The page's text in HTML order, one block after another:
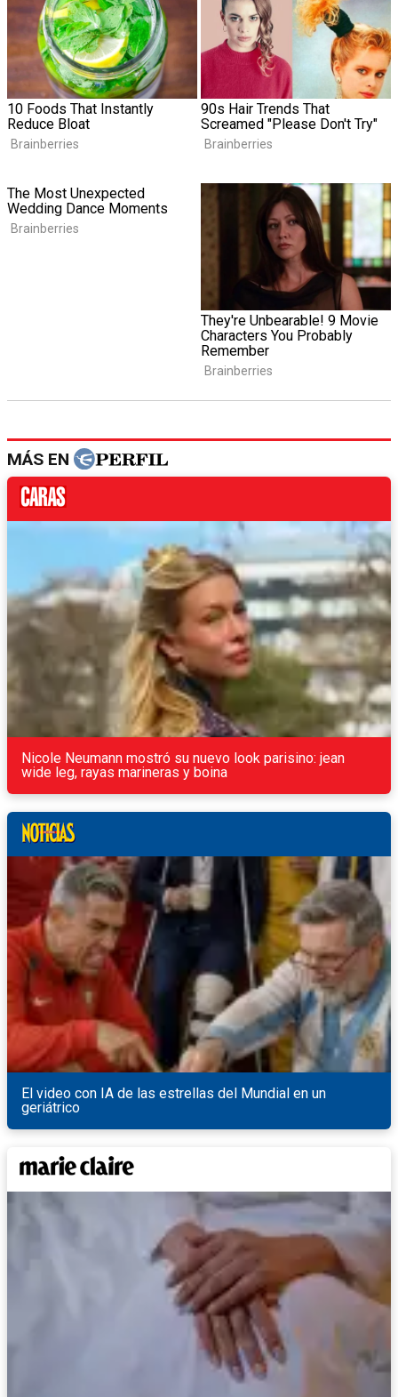
MÁS EN
Nicole Neumann mostró su nuevo look parisino: jean
wide leg, rayas marineras y boina
El video con IA de las estrellas del Mundial en un
geriátrico